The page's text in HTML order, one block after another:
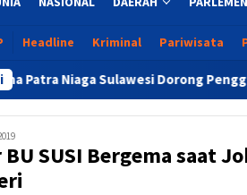
Headline Kriminal Pariwisata
Dorong Penggunaan Bright Gas
BU SUSI Bergema saat